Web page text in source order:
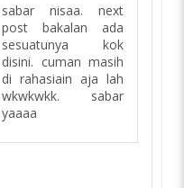
sabar nisaa. next
post bakalan ada
sesuatunya kok
disini. cuman masih
di rahasiain aja lah
wkwkwkk. sabar
yaaaa